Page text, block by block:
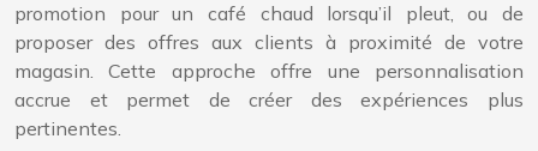
promotion pour un café chaud lorsqu’il pleut, ou de
proposer des offres aux clients à proximité de votre
magasin. Cette approche offre une personnalisation
accrue et permet de créer des expériences plus
pertinentes.